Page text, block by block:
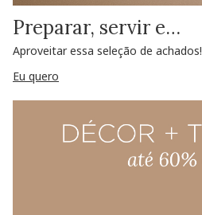
Preparar, servir e…
Aproveitar essa seleção de achados!
Eu quero